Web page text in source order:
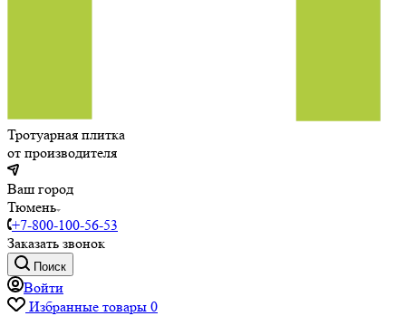
Тротуарная плитка
от производителя
Ваш город
Тюмень
+7-800-100-56-53
Заказать звонок
Поиск
Войти
Избранные товары 0